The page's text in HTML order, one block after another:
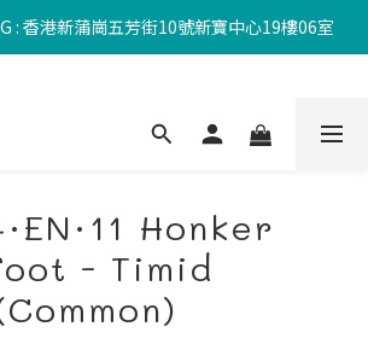
: 香港新蒲崗五芳街10號新寶中心19樓06室
Honker
- Timid